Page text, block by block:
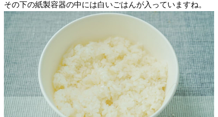
その下の紙製容器の中には白いごはんが入っていますね。